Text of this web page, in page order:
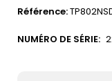
Référence
NUMÉRO DE SÉRIE: